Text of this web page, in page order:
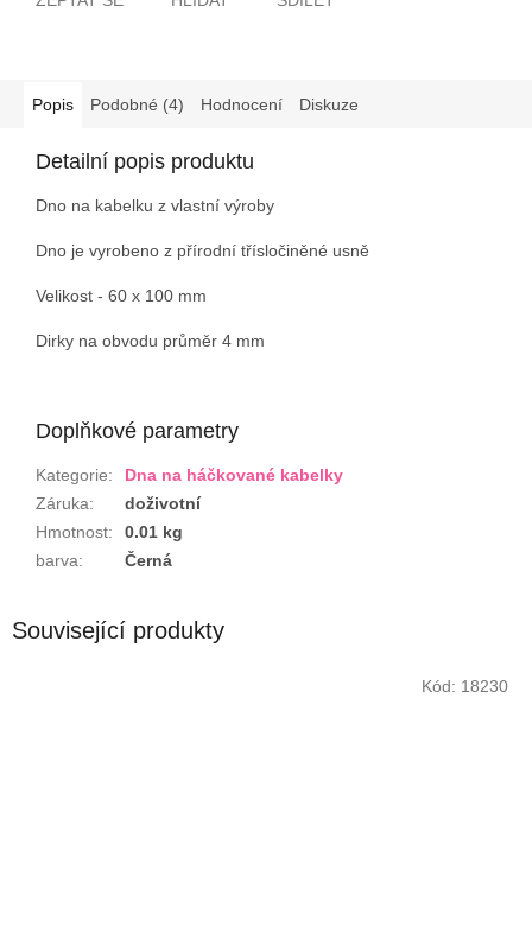
Popis Podobné (4) Hodnocení Diskuze
Detailní popis produktu
Dno na kabelku z vlastní výroby
Dno je vyrobeno z přírodní třísločiněné usně
Velikost - 60 x 100 mm
Dirky na obvodu průměr 4 mm
Doplňkové parametry
Kategorie:
Dna na háčkované kabelky
Záruka:
doživotní
Hmotnost:
0.01 kg
barva: Černá
Související produkty
Kód: 18230